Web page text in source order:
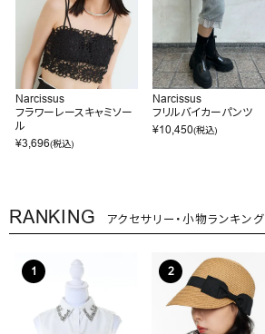
Narcissus
フラワーレースキャミソー
ル
¥3,696(税込)
Narcissus
フリルバイカーパンツ
¥10,450(税込)
RANKING アクセサリー・小物ランキング